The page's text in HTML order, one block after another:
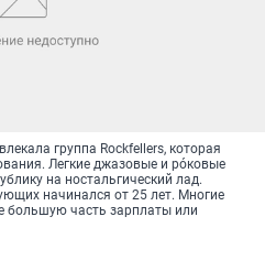
группа Rockfellers, которая
Легкие джазовые и рóковые
на ностальгический лад.
начинался от 25 лет. Многие
большую часть зарплаты или